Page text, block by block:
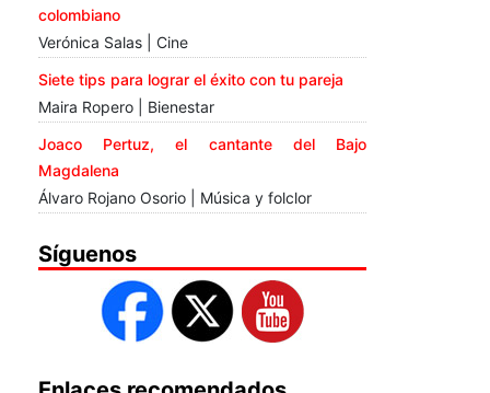
colombiano
Verónica Salas | Cine
Siete tips para lograr el éxito con tu pareja
Maira Ropero | Bienestar
Joaco Pertuz, el cantante del Bajo
Magdalena
Álvaro Rojano Osorio | Música y folclor
Síguenos